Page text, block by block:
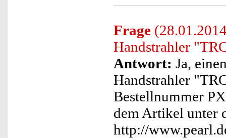
Frage
Handstrahler
Antwort: Ja,
Handstrahler
Bestellnummer
dem Artikel unter
http://